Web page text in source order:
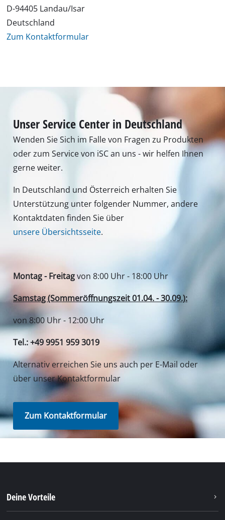
D-94405 Landau/Isar
Deutschland
Zum Kontaktformular
Unser Service Center in Deutschland
Wenden Sie Sich im Falle von Fragen zu Produkten
oder zum Service von iSC an uns - wir helfen Ihnen
gerne weiter.
In Deutschland und Österreich erhalten Sie
Unterstützung unter folgender Nummer, andere
Kontaktdaten finden Sie über
unsere Übersichtsseite.
Montag - Freitagvon 8:00 Uhr - 18:00 Uhr
Samstag (Sommeröffnungszeit 01.04. - 30.09.):
von 8:00 Uhr - 12:00 Uhr
Tel.: +49 9951 959 3019
Alternativ erreichen Sie uns auch per E-Mail oder
über unser Kontaktformular
Zum Kontaktformular
Deine Vorteile